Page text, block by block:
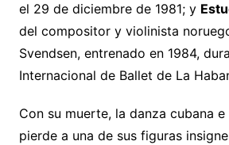
el 29 de diciembre de 1981; y
del compositor y violinista
Svendsen, entrenado en 1984,
Internacional de Ballet de La
Con su muerte, la danza cubana
pierde a una de sus figuras